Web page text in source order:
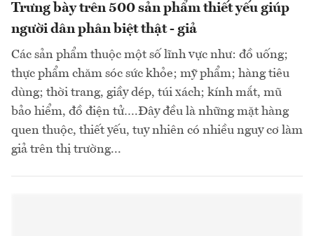
Trưng bày trên 500 sản phẩm thiết yếu giúp
người dân phân biệt thật - giả
Các sản phẩm thuộc một số lĩnh vực như: đồ uống;
thực phẩm chăm sóc sức khỏe; mỹ phẩm; hàng tiêu
dùng; thời trang, giầy dép, túi xách; kính mắt, mũ
bảo hiểm, đồ điện tử….Đây đều là những mặt hàng
quen thuộc, thiết yếu, tuy nhiên có nhiều nguy cơ làm
giả trên thị trường...